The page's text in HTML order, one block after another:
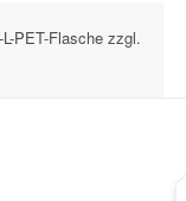
PET-Flasche zzgl.